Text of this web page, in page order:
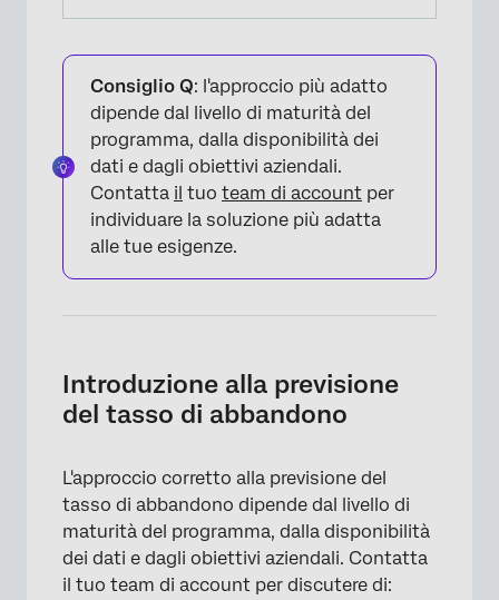
Consiglio Q: l'approccio più adatto
dipende dal livello di maturità del
programma, dalla disponibilità dei
dati e dagli obiettivi aziendali.
Contatta il tuo team di account per
individuare la soluzione più adatta
alle tue esigenze.
Introduzione alla previsione
del tasso di abbandono
L'approccio corretto alla previsione del
tasso di abbandono dipende dal livello di
maturità del programma, dalla disponibilità
dei dati e dagli obiettivi aziendali. Contatta
il tuo team di account per discutere di: